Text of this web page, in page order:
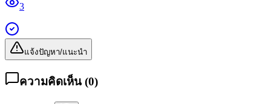
3
แจ้งปัญหา/แนะนำ
ความคิดเห็น (0)